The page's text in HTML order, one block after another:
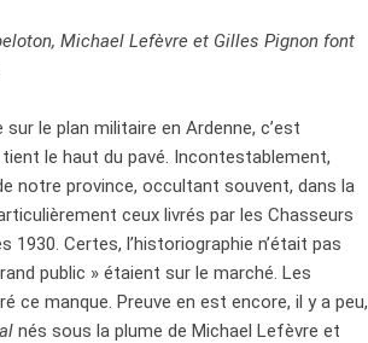
Michael Lefèvre et Gilles Pignon font
le plan militaire en Ardenne, c’est
le haut du pavé. Incontestablement,
notre province, occultant souvent, dans la
ceux livrés par les Chasseurs
1930. Certes, l’historiographie n’était pas
public » étaient sur le marché. Les
ce manque. Preuve en est encore, il y a peu,
nés sous la plume de Michael Lefèvre et